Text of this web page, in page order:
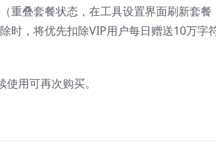
重叠套餐状态，在工具设置界面刷新套餐
时，将优先扣除VIP用户每日赠送10万字
用可再次购买。